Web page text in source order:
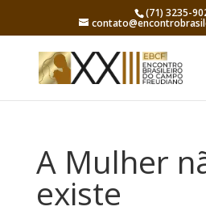
(71) 3235-
A Mulher
existe